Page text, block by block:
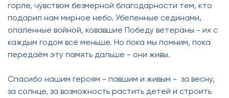
горле, чувством безмерной благодарности тем, кто
подарил нам мирное небо. Убеленные сединами,
опаленные войной, ковавшие Победу ветераны - их с
каждым годом всё меньше. Но пока мы помним, пока
передаём эту память дальше - они живы.
Спасибо нашим героям - павшим и живым - за весну,
за солнце, за возможность растить детей и строить